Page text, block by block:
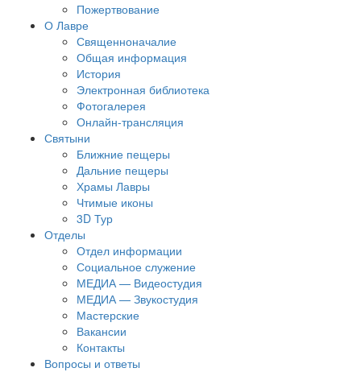
Пожертвование
О Лавре
Священноначалие
Общая информация
История
Электронная библиотека
Фотогалерея
Онлайн-трансляция
Святыни
Ближние пещеры
Дальние пещеры
Храмы Лавры
Чтимые иконы
3D Тур
Отделы
Отдел информации
Социальное служение
МЕДИА — Видеостудия
МЕДИА — Звукостудия
Мастерские
Вакансии
Контакты
Вопросы и ответы